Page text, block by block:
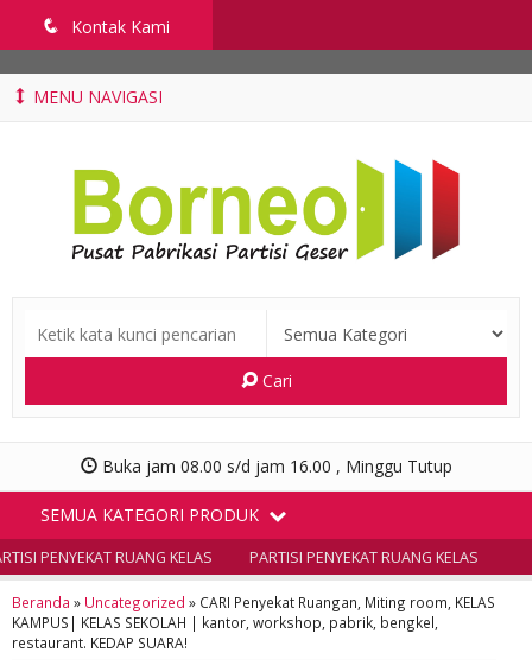
q Kontak Kami
MENU NAVIGASI
Cari
Buka jam 08.00 s/d jam 16.00 , Minggu Tutup
SEMUA KATEGORI PRODUK
PENYEKAT RUANG KELAS PARTISI PENYEKAT RUANG KELAS
Beranda » Uncategorized » CARI Penyekat Ruangan, Miting room, KELAS
KAMPUS| KELAS SEKOLAH | kantor, workshop, pabrik, bengkel,
restaurant. KEDAP SUARA!